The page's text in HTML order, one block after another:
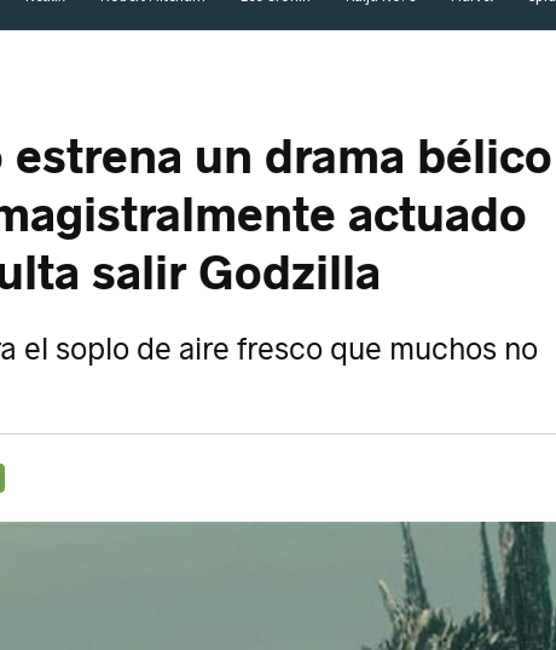
un drama bélico
actuado
salir Godzilla
el soplo de aire fresco que muchos no